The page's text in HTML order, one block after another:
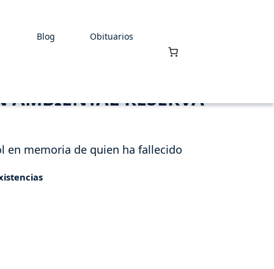
Blog Obituarios
AMBIENTAL RESERVA
en memoria de quien ha fallecido